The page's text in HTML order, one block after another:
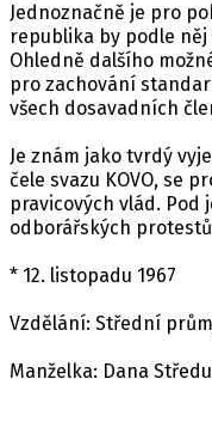
Jednoznačně je pro
republika by podle něj
Ohledně dalšího
pro zachování
všech dosavadních
Je znám jako tvrdý
čele svazu KOVO, se
pravicových vlád. Pod
odborářských
* 12. listopadu 1967
Vzdělání: Střední
Manželka: Dana